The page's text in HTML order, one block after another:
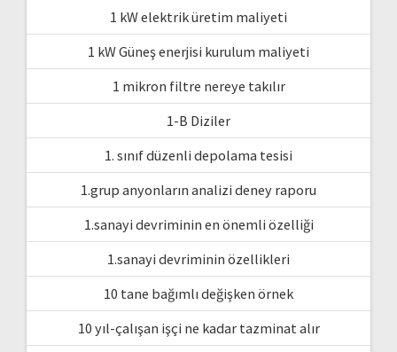
1 kW elektrik üretim maliyeti
1 kW Güneş enerjisi kurulum maliyeti
1 mikron filtre nereye takılır
1-B Diziler
1. sınıf düzenli depolama tesisi
1.grup anyonların analizi deney raporu
1.sanayi devriminin en önemli özelliği
1.sanayi devriminin özellikleri
10 tane bağımlı değişken örnek
10 yıl-çalışan işçi ne kadar tazminat alır